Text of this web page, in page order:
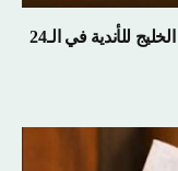
سحب قرعة النسخة الثالثة من دوري أبطال الخليج للأندية في الـ24